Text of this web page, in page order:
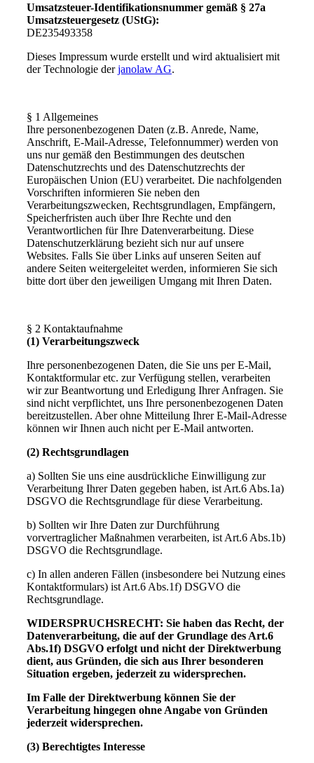
Umsatzsteuer-Identifikationsnummer gemäß § 27a
Umsatzsteuergesetz (UStG):
DE235493358
Dieses Impressum wurde erstellt und wird aktualisiert mit
der Technologie derjanolaw AG.
§ 1 Allgemeines
Ihre personenbezogenen Daten (z.B. Anrede, Name,
Anschrift, E-Mail-Adresse, Telefonnummer) werden von
uns nur gemäß den Bestimmungen des deutschen
Datenschutzrechts und des Datenschutzrechts der
Europäischen Union (EU) verarbeitet. Die nachfolgenden
Vorschriften informieren Sie neben den
Verarbeitungszwecken, Rechtsgrundlagen, Empfängern,
Speicherfristen auch über Ihre Rechte und den
Verantwortlichen für Ihre Datenverarbeitung. Diese
Datenschutzerklärung bezieht sich nur auf unsere
Websites. Falls Sie über Links auf unseren Seiten auf
andere Seiten weitergeleitet werden, informieren Sie sich
bitte dort über den jeweiligen Umgang mit Ihren Daten.
§ 2 Kontaktaufnahme
(1) Verarbeitungszweck
Ihre personenbezogenen Daten, die Sie uns per E-Mail,
Kontaktformular etc. zur Verfügung stellen, verarbeiten
wir zur Beantwortung und Erledigung Ihrer Anfragen. Sie
sind nicht verpflichtet, uns Ihre personenbezogenen Daten
bereitzustellen. Aber ohne Mitteilung Ihrer E-Mail-Adresse
können wir Ihnen auch nicht per E-Mail antworten.
(2) Rechtsgrundlagen
a) Sollten Sie uns eine ausdrückliche Einwilligung zur
Verarbeitung Ihrer Daten gegeben haben, ist Art.6 Abs.1a)
DSGVO die Rechtsgrundlage für diese Verarbeitung.
b) Sollten wir Ihre Daten zur Durchführung
vorvertraglicher Maßnahmen verarbeiten, ist Art.6 Abs.1b)
DSGVO die Rechtsgrundlage.
c) In allen anderen Fällen (insbesondere bei Nutzung eines
Kontaktformulars) ist Art.6 Abs.1f) DSGVO die
Rechtsgrundlage.
WIDERSPRUCHSRECHT: Sie haben das Recht, der
Datenverarbeitung, die auf der Grundlage des Art.6
Abs.1f) DSGVO erfolgt und nicht der Direktwerbung
dient, aus Gründen, die sich aus Ihrer besonderen
Situation ergeben, jederzeit zu widersprechen.
Im Falle der Direktwerbung können Sie der
Verarbeitung hingegen ohne Angabe von Gründen
jederzeit widersprechen.
(3) Berechtigtes Interesse